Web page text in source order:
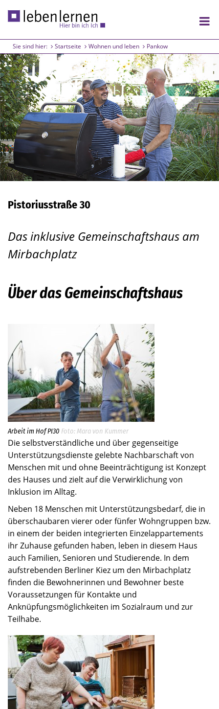
Wohnen und leben
Lichtenberg
Friedrichshain
Pankow
Arbeiten und lernen
Lichtenberg
Friedrichshain
Pankow
Bildungsinstitut
Aktuelles
Häufige Fragen
Standorte
Ansprechpersonen
Jobs
Spenden
Sie sind hier: Startseite Wohnen und leben Pankow
Pistoriusstraße 30
Das inklusive Gemeinschaftshaus am
Mirbachplatz
Über das Gemeinschaftshaus
Arbeit im Hof PI30 Mara von Kummer
Die selbstverständliche und über gegenseitige
Unterstützungsdienste gelebte Nachbarschaft von
Menschen mit und ohne Beeinträchtigung ist Konzept
des Hauses und zielt auf die Verwirklichung von
Inklusion im Alltag.
Neben 18 Menschen mit Unterstützungsbedarf, die in
überschaubaren vierer oder fünfer Wohngruppen bzw.
in einem der beiden integrierten Einzelappartements
ihr Zuhause gefunden haben, leben in diesem Haus
auch Familien, Senioren und Studierende. In dem
aufstrebenden Berliner Kiez um den Mirbachplatz
finden die Bewohnerinnen und Bewohner beste
Voraussetzungen für Kontakte und
Anknüpfungsmöglichkeiten im Sozialraum und zur
Teilhabe.